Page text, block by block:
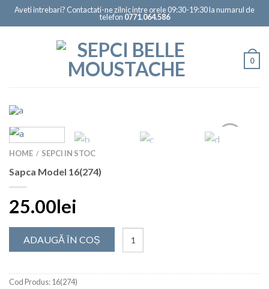
Aveti intrebari? Contactati-ne zilnic intre orele 09:30-19:30 la numarul de
telefon 0771.064.586
0
HOME / SEPCI IN STOC
Sapca Model 16(274)
25.00lei
ADAUGĂ ÎN COȘ
Cod Produs:16(274)